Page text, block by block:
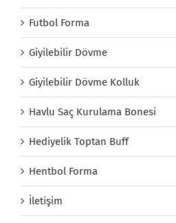
Futbol Forma
Giyilebilir Dövme
Giyilebilir Dövme Kolluk
Havlu Saç Kurulama Bonesi
Hediyelik Toptan Buff
Hentbol Forma
İletişim